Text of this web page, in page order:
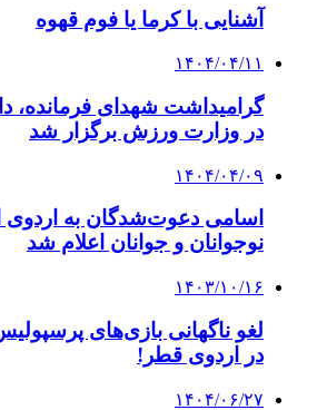
آشنایی با کرما یا فوم قهوه
۱۴۰۴/۰۴/۱۱
گرامیداشت شهدای فرمانده،
در وزارت ورزش برگزار شد
۱۴۰۴/۰۴/۰۹
اسامی دعوت‌شدگان به اردوی
نوجوانان و جوانان اعلام شد
۱۴۰۳/۱۰/۱۶
لغو ناگهانی بازی‌های
در اردوی قطر!
۱۴۰۴/۰۶/۲۷